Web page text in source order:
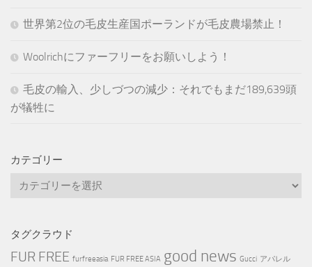
世界第2位の毛皮生産国ポーランドが毛皮農場禁止！
Woolrichにファーフリーをお願いしよう！
毛皮の輸入、少しづつの減少：それでもまだ189,639頭
が犠牲に
カテゴリー
カ
リ
ー
タグクラウド
FUR FREE furfreeasia FUR FREE ASIA good news Gucci アパレル